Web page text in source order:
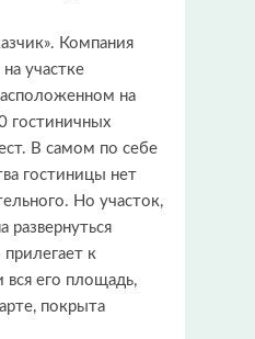
Компания
участке
на
гостиничных
В самом по себе
гостиницы нет
Но участок,
к
вся его площадь,
покрыта